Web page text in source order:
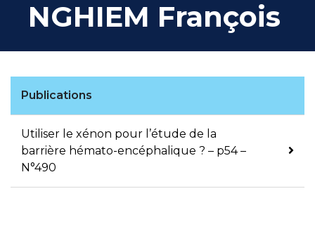
NGHIEM François
Publications
Utiliser le xénon pour l’étude de la
barrière hémato-encéphalique ? – p54 –
N°490